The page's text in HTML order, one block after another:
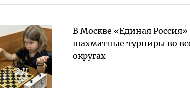
В Москве «Единая Россия»
шахматные турниры во
округах